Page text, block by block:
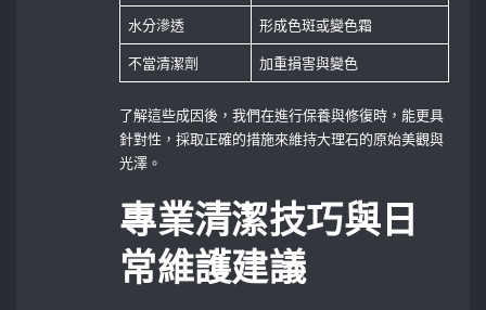
水分滲透
形成色斑或變色霜
不當清潔劑
加重損害與變色
了解這些成因後，我們在進行保養與修復時，能更具
針對性，採取正確的措施來維持大理石的原始美觀與
光澤。
專業清潔技巧與日
常維護建議